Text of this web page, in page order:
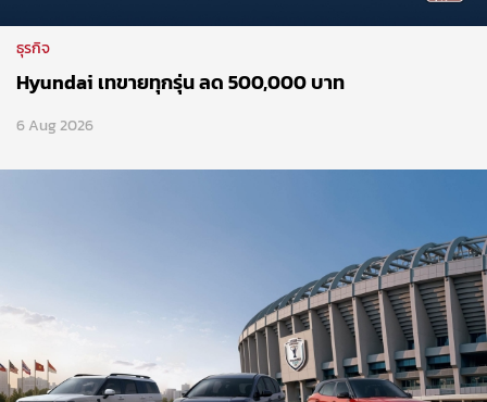
ธุรกิจ
Hyundai เทขายทุกรุ่น ลด 500,000 บาท
6 Aug 2026